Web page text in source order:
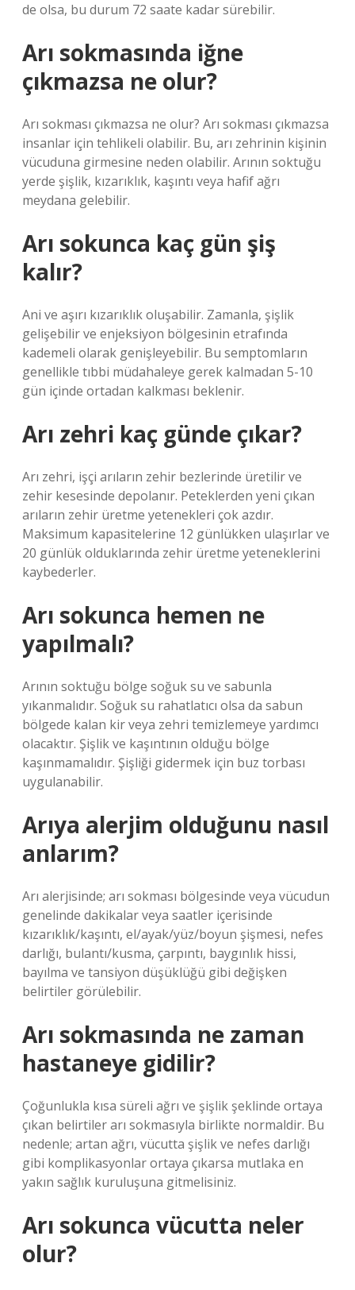
de olsa, bu durum 72 saate kadar sürebilir.
Arı sokmasında iğne
çıkmazsa ne olur?
Arı sokması çıkmazsa ne olur? Arı sokması çıkmazsa
insanlar için tehlikeli olabilir. Bu, arı zehrinin kişinin
vücuduna girmesine neden olabilir. Arının soktuğu
yerde şişlik, kızarıklık, kaşıntı veya hafif ağrı
meydana gelebilir.
Arı sokunca kaç gün şiş
kalır?
Ani ve aşırı kızarıklık oluşabilir. Zamanla, şişlik
gelişebilir ve enjeksiyon bölgesinin etrafında
kademeli olarak genişleyebilir. Bu semptomların
genellikle tıbbi müdahaleye gerek kalmadan 5-10
gün içinde ortadan kalkması beklenir.
Arı zehri kaç günde çıkar?
Arı zehri, işçi arıların zehir bezlerinde üretilir ve
zehir kesesinde depolanır. Peteklerden yeni çıkan
arıların zehir üretme yetenekleri çok azdır.
Maksimum kapasitelerine 12 günlükken ulaşırlar ve
20 günlük olduklarında zehir üretme yeteneklerini
kaybederler.
Arı sokunca hemen ne
yapılmalı?
Arının soktuğu bölge soğuk su ve sabunla
yıkanmalıdır. Soğuk su rahatlatıcı olsa da sabun
bölgede kalan kir veya zehri temizlemeye yardımcı
olacaktır. Şişlik ve kaşıntının olduğu bölge
kaşınmamalıdır. Şişliği gidermek için buz torbası
uygulanabilir.
Arıya alerjim olduğunu nasıl
anlarım?
Arı alerjisinde; arı sokması bölgesinde veya vücudun
genelinde dakikalar veya saatler içerisinde
kızarıklık/kaşıntı, el/ayak/yüz/boyun şişmesi, nefes
darlığı, bulantı/kusma, çarpıntı, baygınlık hissi,
bayılma ve tansiyon düşüklüğü gibi değişken
belirtiler görülebilir.
Arı sokmasında ne zaman
hastaneye gidilir?
Çoğunlukla kısa süreli ağrı ve şişlik şeklinde ortaya
çıkan belirtiler arı sokmasıyla birlikte normaldir. Bu
nedenle; artan ağrı, vücutta şişlik ve nefes darlığı
gibi komplikasyonlar ortaya çıkarsa mutlaka en
yakın sağlık kuruluşuna gitmelisiniz.
Arı sokunca vücutta neler
olur?